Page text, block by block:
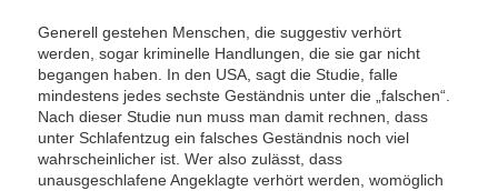
Generell gestehen Menschen, die suggestiv verhört
werden, sogar kriminelle Handlungen, die sie gar nicht
begangen haben. In den USA, sagt die Studie, falle
mindestens jedes sechste Geständnis unter die „falschen“.
Nach dieser Studie nun muss man damit rechnen, dass
unter Schlafentzug ein falsches Geständnis noch viel
wahrscheinlicher ist. Wer also zulässt, dass
unausgeschlafene Angeklagte verhört werden, womöglich